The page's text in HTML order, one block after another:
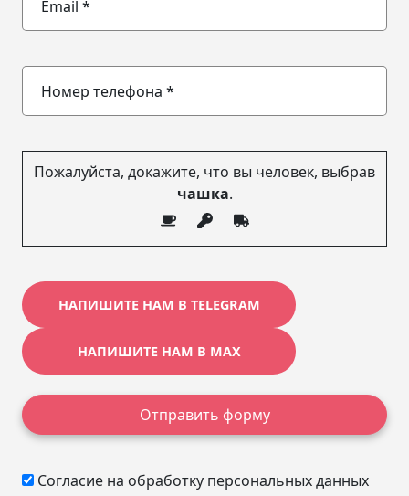
Пожалуйста, докажите, что вы человек, выбрав
чашка.
НАПИШИТЕ НАМ В TELEGRAM
НАПИШИТЕ НАМ В MAX
Отправить форму
Согласие на обработку персональных данных